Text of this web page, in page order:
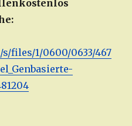
files/1/0600/0633/467